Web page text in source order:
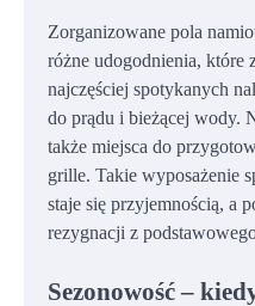
Zorganizowane pola
różne udogodnienia,
najczęściej spotykanych
do prądu i bieżącej wody.
także miejsca do
grille. Takie wyposażenie
staje się przyjemnością, a
rezygnacji z
Sezonowość –